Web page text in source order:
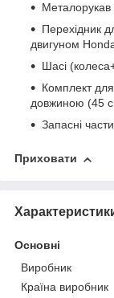
Перехідник
двигуном
Шасі
Комплект
довжиною (45
Запасні
Приховати
Основні
Виробник
Країна виробник